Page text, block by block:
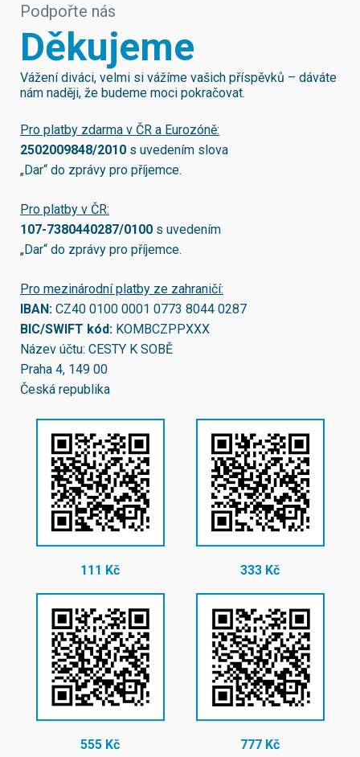
Podpořte nás
Děkujeme
Vážení diváci, velmi si vážíme vašich příspěvků – dáváte
nám naději, že budeme moci pokračovat.
Pro platby zdarma v ČR a Eurozóně:
2502009848/2010 s uvedením slova
„Dar“ do zprávy pro příjemce.
Pro platby v ČR:
107-7380440287/0100 s uvedením
„Dar“ do zprávy pro příjemce.
Pro mezinárodní platby ze zahraničí:
IBAN: CZ40 0100 0001 0773 8044 0287
BIC/SWIFT kód: KOMBCZPPXXX
Název účtu: CESTY K SOBĚ
Praha 4, 149 00
Česká republika
111 Kč 333 Kč
555 Kč 777 Kč